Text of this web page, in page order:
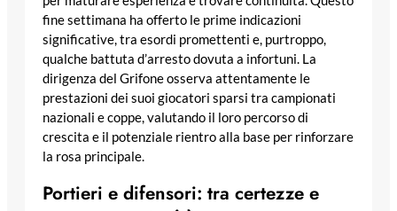
fine settimana ha offerto le prime indicazioni
significative, tra esordi promettenti e, purtroppo,
qualche battuta d’arresto dovuta a infortuni. La
dirigenza del Grifone osserva attentamente le
prestazioni dei suoi giocatori sparsi tra campionati
nazionali e coppe, valutando il loro percorso di
crescita e il potenziale rientro alla base per rinforzare
la rosa principale.
Portieri e difensori: tra certezze e